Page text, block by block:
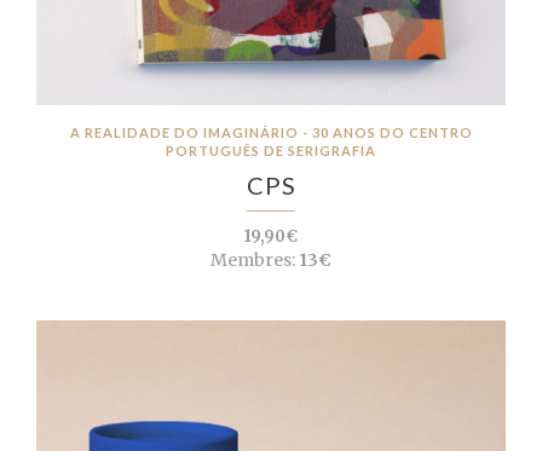
A REALIDADE DO IMAGINÁRIO - 30 ANOS DO CENTRO
PORTUGUÊS DE SERIGRAFIA
CPS
19,90€
Membres: 13€